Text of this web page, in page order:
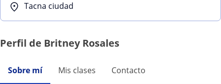
Tacna ciudad
Perfil de Britney Rosales
Sobre mí Mis clases Contacto